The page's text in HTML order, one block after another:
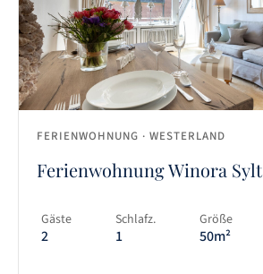
FERIENWOHNUNG · WESTERLAND
Ferienwohnung Winora Sylt
Gäste
2
Schlafz.
1
Größe
50m²